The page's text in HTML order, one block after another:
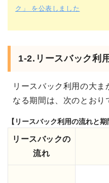
ク」 を公表しました
1-2.リースバック利
リースバック利用の大ま
なる期間は、次のとおり
【リースバック利用の流れと
リースバックの
流れ